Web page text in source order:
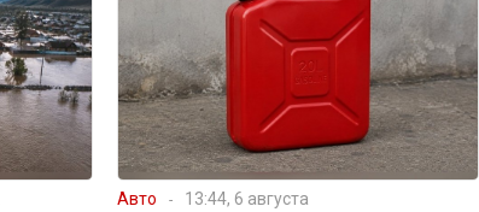
Авто 13:44, 6 августа